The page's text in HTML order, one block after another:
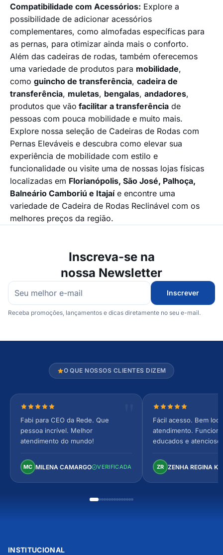
Compatibilidade com Acessórios: Explore a
possibilidade de adicionar acessórios
complementares, como almofadas específicas para
as pernas, para otimizar ainda mais o conforto.
Além das cadeiras de rodas, também oferecemos
uma variedade de produtos para mobilidade,
como guincho de transferência, cadeira de
transferência, muletas, bengalas, andadores,
produtos que vão facilitar a transferência de
pessoas com pouca mobilidade e muito mais.
Explore nossa seleção de Cadeiras de Rodas com
Pernas Eleváveis e descubra como elevar sua
experiência de mobilidade com estilo e
funcionalidade ou visite uma de nossas lojas físicas
localizadas em Florianópolis, São José, Palhoça,
Balneário Camboriú e Itajaíe encontre uma
variedade de Cadeira de Rodas Reclinável com os
melhores preços da região.
Inscreva-se na
nossa Newsletter
Inscrever
Receba promoções, lançamentos e dicas diretamente no seu e-mail.
O QUE NOSSOS CLIENTES DIZEM
Nota 5 de 5 estrelas
Fabi para CEO da Rede. Que
pessoa incrível. Melhor
atendimento do mundo!
MC MILENA CAMARGO VERIFICADA
Nota 5 de 5
Fácil acesso. Bem
atendimento.
educados e
Perfeito!
ZR ZENHA REGINA
INSTITUCIONAL